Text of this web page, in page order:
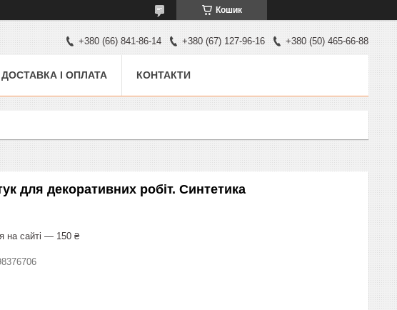
Кошик
+380 (66) 841-86-14 +380 (67) 127-96-16 +380 (50) 465-66-88
ДОСТАВКА І ОПЛАТА КОНТАКТИ
для декоративних робіт. Синтетика
на сайті — 150 ₴